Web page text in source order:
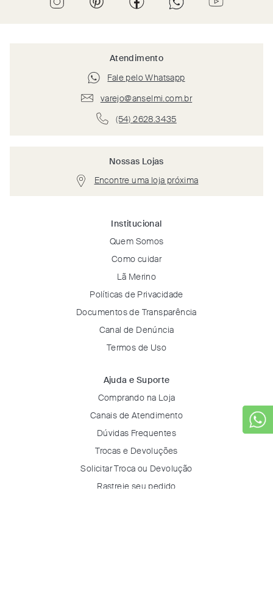
Atendimento
Fale pelo Whatsapp
varejo@anselmi.com.br
(54) 2628.3435
Nossas Lojas
Encontre uma loja próxima
Institucional
Quem Somos
Como cuidar
Lã Merino
Políticas de Privacidade
Documentos de Transparência
Canal de Denúncia
Termos de Uso
Ajuda e Suporte
Comprando na Loja
Canais de Atendimento
Dúvidas Frequentes
Trocas e Devoluções
Solicitar Troca ou Devolução
Rastreie seu pedido